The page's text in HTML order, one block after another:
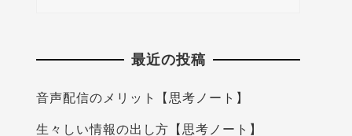
最近の投稿
音声配信のメリット【思考ノート】
生々しい情報の出し方【思考ノート】